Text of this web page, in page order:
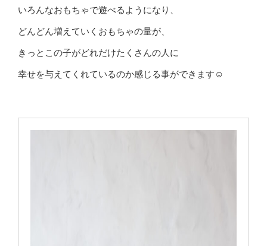
いろんなおもちゃで遊べるようになり、
どんどん増えていくおもちゃの量が、
きっとこの子がどれだけたくさんの人に
幸せを与えてくれているのか感じる事ができます☺️